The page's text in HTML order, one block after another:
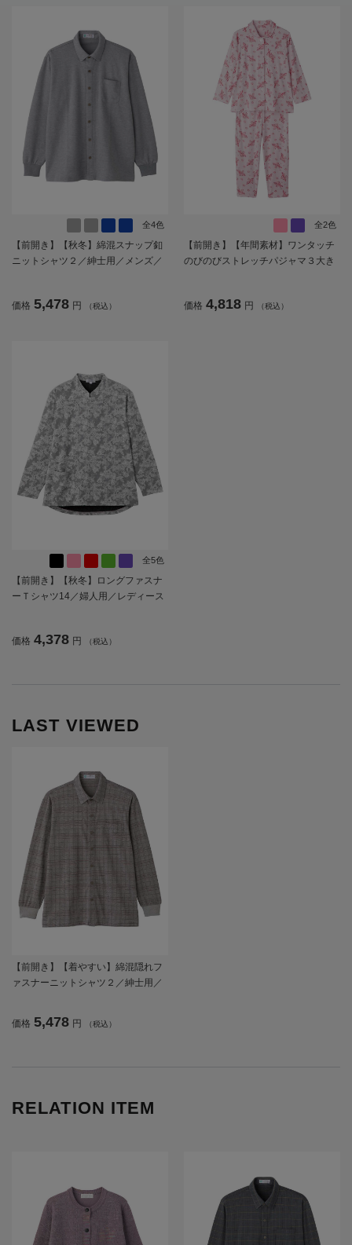
全4色
【前開き】【秋冬】綿混スナップ釦
ニットシャツ２／紳士用／メンズ／
ト／秋冬／プレゼント／ギフト【C
価格 5,478 円 （税込）
全2色
【前開き】【年間素材】ワンタッチ
のびのびストレッチパジャマ３大き
ン／寝巻／着脱しやすい／名前記入
価格 4,818 円 （税込）
全5色
【前開き】【秋冬】ロングファスナ
ーＴシャツ14／婦人用／レディース
ポケット／ギフト／プレゼント【C
価格 4,378 円 （税込）
LAST VIEWED
【前開き】【着やすい】綿混隠れフ
ァスナーニットシャツ２／紳士用／
フト／プレセント／ギフト 【CF】
価格 5,478 円 （税込）
RELATION ITEM